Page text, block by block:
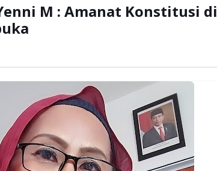
M : Amanat Konstitusi di